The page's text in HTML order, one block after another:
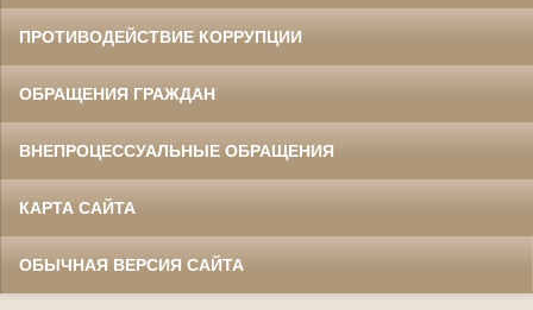
ПРОТИВОДЕЙСТВИЕ КОРРУПЦИИ
ОБРАЩЕНИЯ ГРАЖДАН
ВНЕПРОЦЕССУАЛЬНЫЕ ОБРАЩЕНИЯ
КАРТА САЙТА
ОБЫЧНАЯ ВЕРСИЯ САЙТА